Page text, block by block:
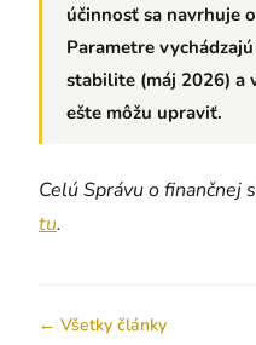
účinnosť sa navrhuje
Parametre
stabilite (máj 2026) a
ešte môžu upraviť.
Celú Správu o finančnej
tu.
← Všetky články